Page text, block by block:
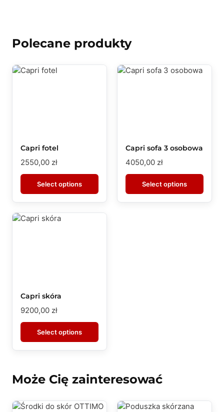
Polecane produkty
Capri fotel
2550,00 zł
Select options
Capri sofa 3 osobowa
4050,00 zł
Select options
Capri skóra
9200,00 zł
Select options
Może Cię zainteresować